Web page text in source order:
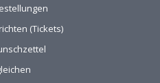
(Tickets)